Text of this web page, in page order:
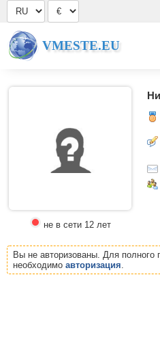
VMESTE.EU
не в сети 12 лет
Вы не авторизованы. Для полного
необходимо авторизация.